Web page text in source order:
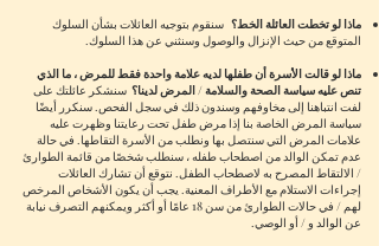
ماذا لو تخطت العائلة الخط؟ سنقوم بتوجيه العائلات بشأن السلوك
المتوقع من حيث الإنزال والوصول وسنثني عن هذا السلوك.
ماذا لو قالت الأسرة أن طفلها لديه علامة واحدة فقط للمرض ، ما الذي
تنص عليه سياسة الصحة والسلامة / المرض لدينا؟ سنشكر عائلتك على
لفت انتباهنا إلى مخاوفهم وسندون ذلك في سجل الفحص. سنكرر أيضًا
سياسة المرض الخاصة بنا إذا مرض طفل تحت رعايتنا وظهرت عليه
علامات المرض التي سنتصل بها ونطلب من الأسرة التقاطها. في حالة
عدم تمكن الوالد من اصطحاب طفله ، سنطلب شخصًا من قائمة الطوارئ
/ الالتقاط المصرح به لاصطحاب الطفل. نتوقع أن تشارك العائلات
إجراءات الاستلام مع الأطراف المعنية. يجب أن يكون الأشخاص المرخص
لهم / في حالات الطوارئ من سن 18 عامًا أو أكثر ويمكنهم التصرف نيابة
عن الوالد و / أو الوصي.